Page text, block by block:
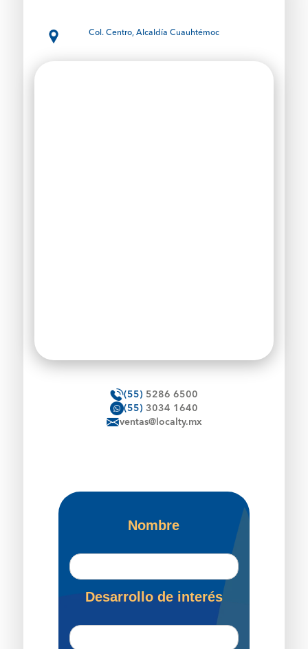
Col. Centro, Alcaldía Cuauhtémoc
(55) 5286 6500
(55) 3034 1640
ventas@localty.mx
Nombre
Desarrollo de interés